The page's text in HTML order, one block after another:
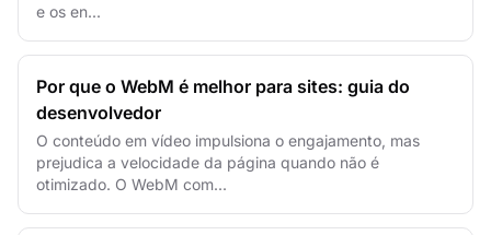
e os en...
Por que o WebM é melhor para sites: guia do
desenvolvedor
O conteúdo em vídeo impulsiona o engajamento, mas
prejudica a velocidade da página quando não é
otimizado. O WebM com...